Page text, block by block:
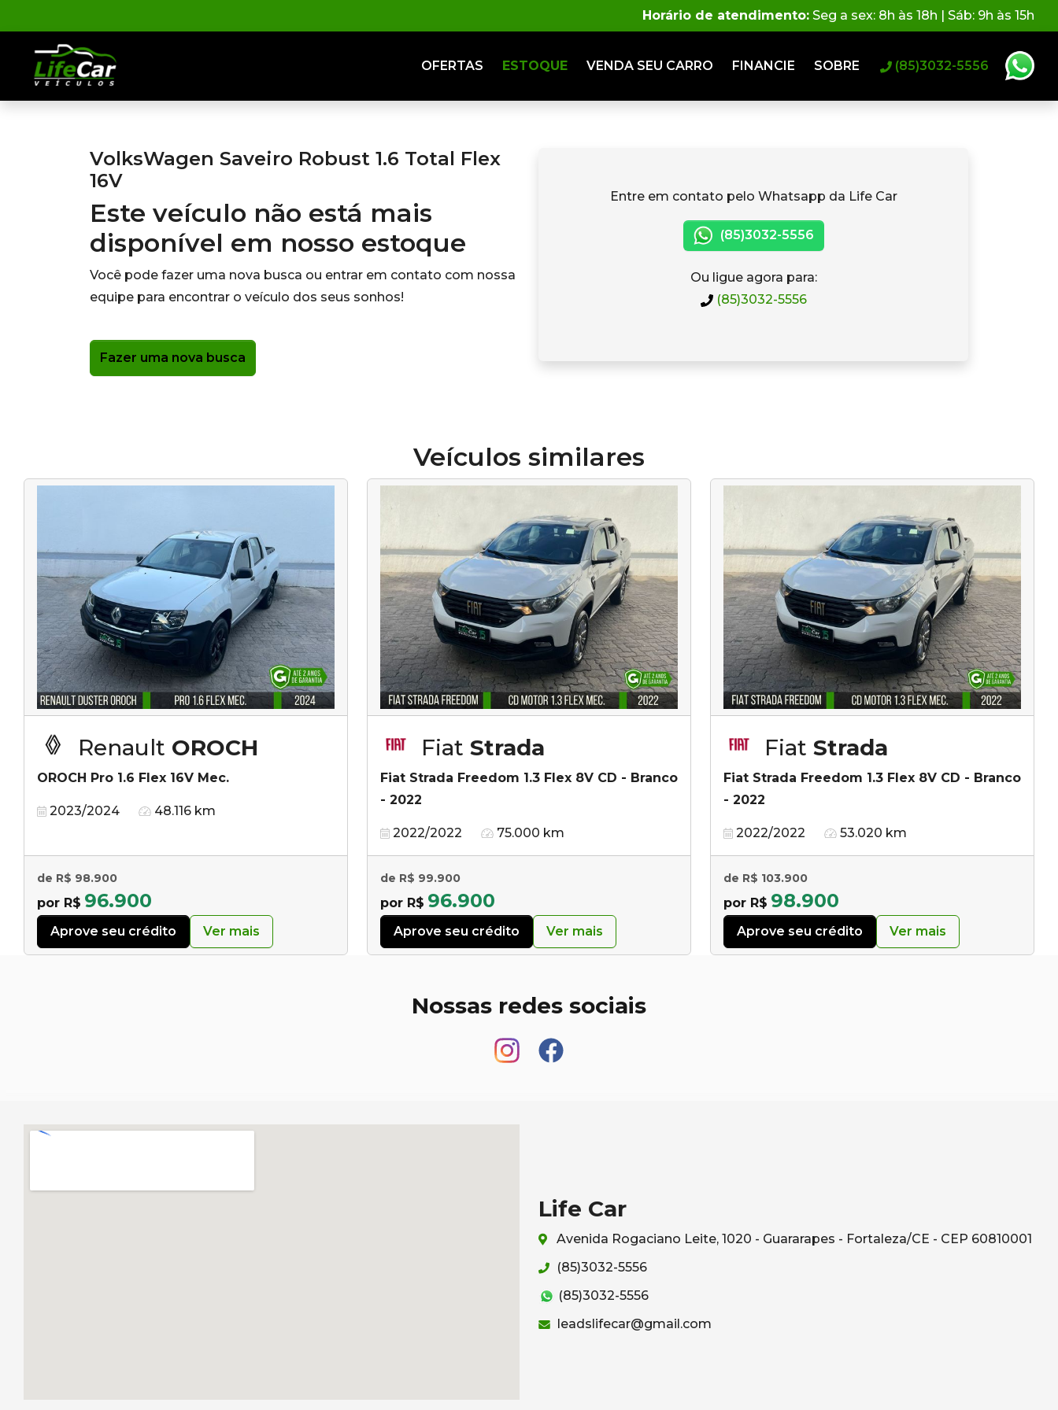
Horário de atendimento: Seg a sex: 8h às 18h | Sáb: 9h às 15h
OFERTAS ESTOQUE VENDA SEU CARRO FINANCIE SOBRE (85)3032-5556
VolksWagen Saveiro Robust 1.6 Total Flex
16V
Este veículo não está mais
disponível em nosso estoque
Você pode fazer uma nova busca ou entrar em contato com nossa
equipe para encontrar o veículo dos seus sonhos!
Fazer uma nova busca
Entre em contato pelo Whatsapp da Life Car
(85)3032-5556
Ou ligue agora para:
(85)3032-5556
Veículos similares
Renault OROCH
OROCH Pro 1.6 Flex 16V Mec.
2023/2024 48.116 km
de R$ 98.900
por R$ 96.900
Aprove seu crédito Ver mais
Fiat Strada
Fiat Strada Freedom 1.3 Flex 8V CD - Branco
- 2022
2022/2022 75.000 km
de R$ 99.900
por R$ 96.900
Aprove seu crédito Ver mais
Fiat Strada
Fiat Strada Freedom 1.3 Flex 8V CD - Branco
- 2022
2022/2022 53.020 km
de R$ 103.900
por R$ 98.900
Aprove seu crédito Ver mais
Nossas redes sociais
Life Car
Avenida Rogaciano Leite, 1020 - Guararapes - Fortaleza/CE - CEP 60810001
(85)3032-5556
(85)3032-5556
leadslifecar@gmail.com